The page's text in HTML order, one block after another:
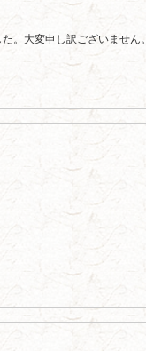
。大変申し訳ございません。